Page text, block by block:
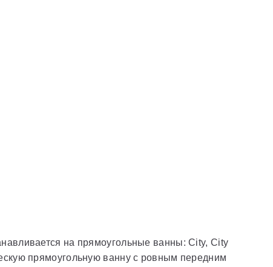
на прямоугольные ванны: City, City
прямоугольную ванну с ровным передним